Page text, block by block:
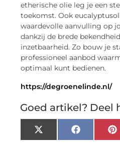
etherische olie leg je een
toekomst. Ook
waardevolle aanvulling op
dankzij de brede
inzetbaarheid. Zo bouw je
professioneel aanbod
optimaal kunt bedienen.
https://degroenelinde.nl/
Goed artikel? Deel
X
(Twitter)
Facebook